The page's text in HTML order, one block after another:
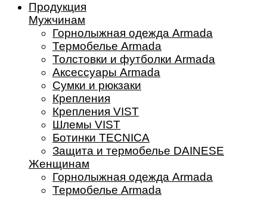
Продукция
Мужчинам
Горнолыжная одежда Armada
Термобелье Armada
Толстовки и футболки Armada
Аксессуары Armada
Сумки и рюкзаки
Крепления
Крепления VIST
Шлемы VIST
Ботинки TECNICA
Защита и термобелье DAINESE
Женщинам
Горнолыжная одежда Armada
Термобелье Armada